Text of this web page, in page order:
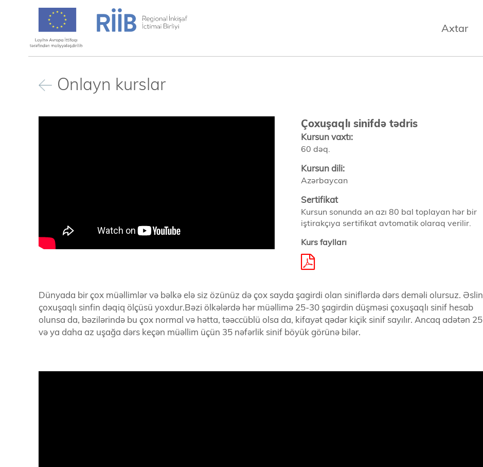
Axtar
Onlayn kurslar
Çoxuşaqlı sinifdə tədris
Kursun vaxtı:
60 dəq.
Kursun dili:
Azərbaycan
Sertifikat
Kursun sonunda ən azı 80 bal toplayan hər bir
iştirakçıya sertifikat avtomatik olaraq verilir.
Kurs faylları
Dünyada bir çox müəllimlər və bəlkə elə siz özünüz də çox sayda şagirdi olan siniflərdə dərs deməli olursuz. Əslin
çoxuşaqlı sinfin dəqiq ölçüsü yoxdur.Bəzi ölkələrdə hər müəllimə 25-30 şagirdin düşməsi çoxuşaqlı sinif hesab
olunsa da, bəzilərində bu çox normal və hətta, təəccüblü olsa da, kifayət qədər kiçik sinif sayılır. Ancaq adətən 25
və ya daha az uşağa dərs keçən müəllim üçün 35 nəfərlik sinif böyük görünə bilər.